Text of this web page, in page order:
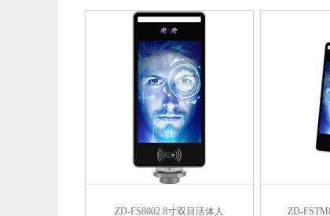
ZD-FS8002 8寸双目活体人 ZD-